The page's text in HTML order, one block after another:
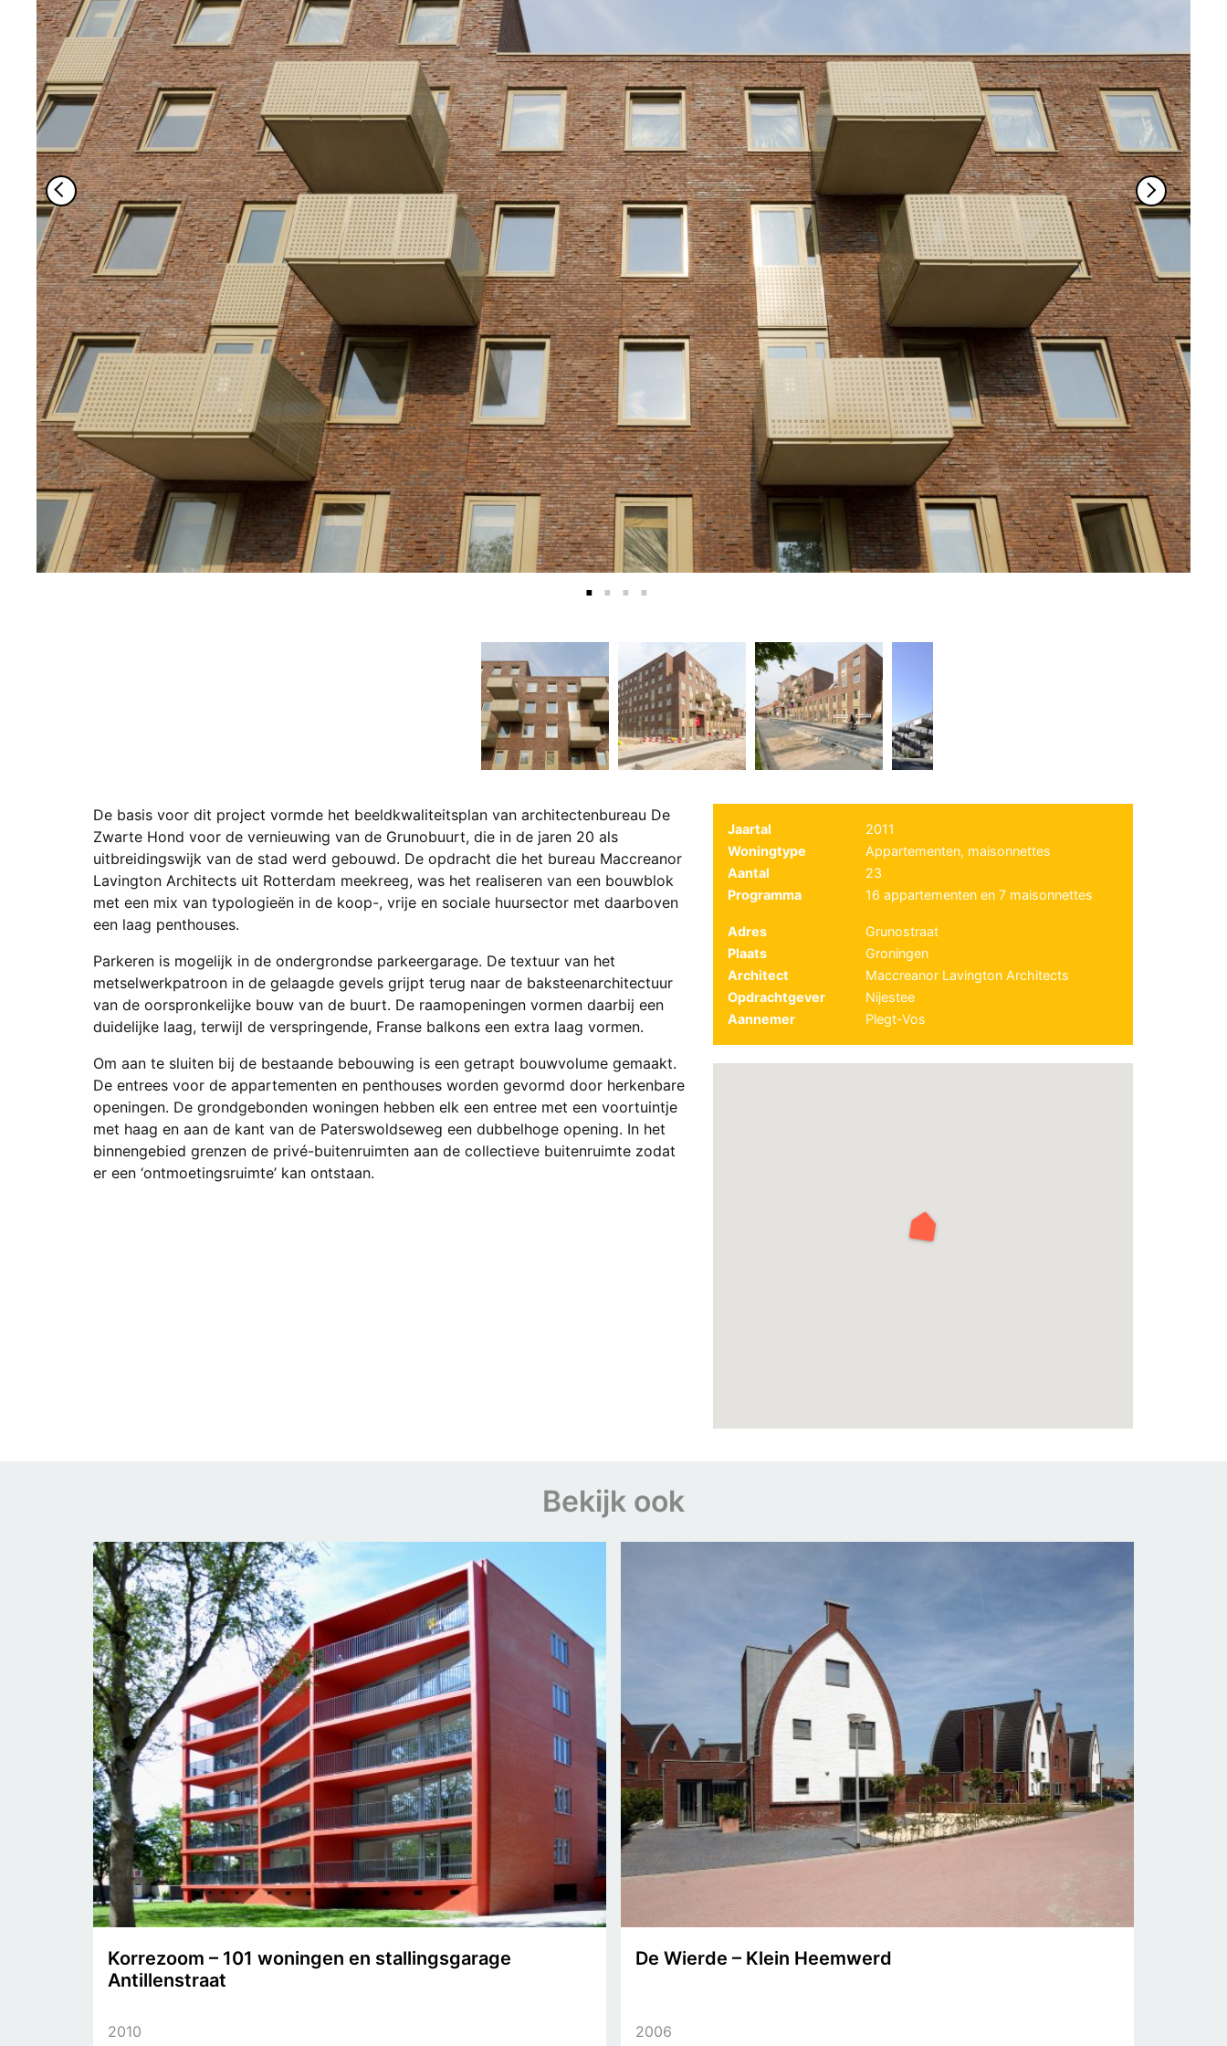
De basis voor dit project vormde het beeldkwaliteitsplan van architectenbureau De
Zwarte Hond voor de vernieuwing van de Grunobuurt, die in de jaren 20 als
uitbreidingswijk van de stad werd gebouwd. De opdracht die het bureau Maccreanor
Lavington Architects uit Rotterdam meekreeg, was het realiseren van een bouwblok
met een mix van typologieën in de koop-, vrije en sociale huursector met daarboven
een laag penthouses.
Parkeren is mogelijk in de ondergrondse parkeergarage. De textuur van het
metselwerkpatroon in de gelaagde gevels grijpt terug naar de baksteenarchitectuur
van de oorspronkelijke bouw van de buurt. De raamopeningen vormen daarbij een
duidelijke laag, terwijl de verspringende, Franse balkons een extra laag vormen.
Om aan te sluiten bij de bestaande bebouwing is een getrapt bouwvolume gemaakt.
De entrees voor de appartementen en penthouses worden gevormd door herkenbare
openingen. De grondgebonden woningen hebben elk een entree met een voortuintje
met haag en aan de kant van de Paterswoldseweg een dubbelhoge opening. In het
binnengebied grenzen de privé-buitenruimten aan de collectieve buitenruimte zodat
er een ‘ontmoetingsruimte’ kan ontstaan.
Jaartal
2011
Woningtype
Appartementen, maisonnettes
Aantal
23
Programma
16 appartementen en 7 maisonnettes
Adres
Grunostraat
Plaats
Groningen
Architect
Maccreanor Lavington Architects
Opdrachtgever
Nijestee
Aannemer
Plegt-Vos
Bekijk ook
Korrezoom – 101 woningen en stallingsgarage
Antillenstraat
2010
De Wierde – Klein Heemwerd
2006